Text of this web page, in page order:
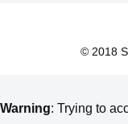
© 2018
Warning: Trying to